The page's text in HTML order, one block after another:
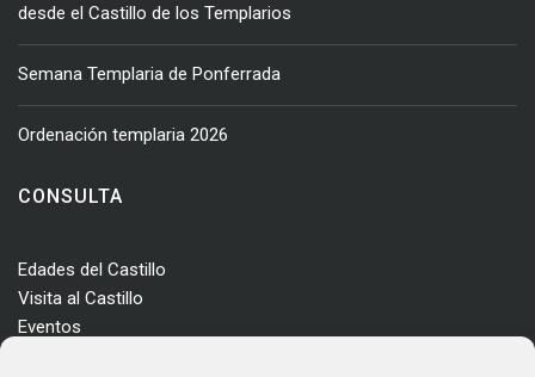
desde el Castillo de los Templarios
Semana Templaria de Ponferrada
Ordenación templaria 2026
CONSULTA
Edades del Castillo
Visita al Castillo
Eventos